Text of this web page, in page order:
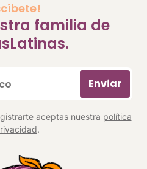
familia de
Enviar
aceptas nuestra política
.